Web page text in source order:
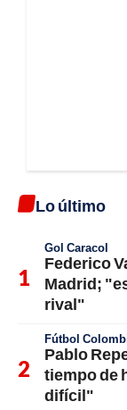
Lo último
Gol Caracol
Federico
Madrid;
rival"
Fútbol
Pablo
tiempo de
difícil"